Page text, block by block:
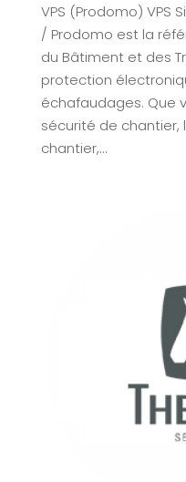
VPS (Prodomo) VPS
/ Prodomo est la
du Bâtiment et des
protection
échafaudages. Que
sécurité de
chantier,...